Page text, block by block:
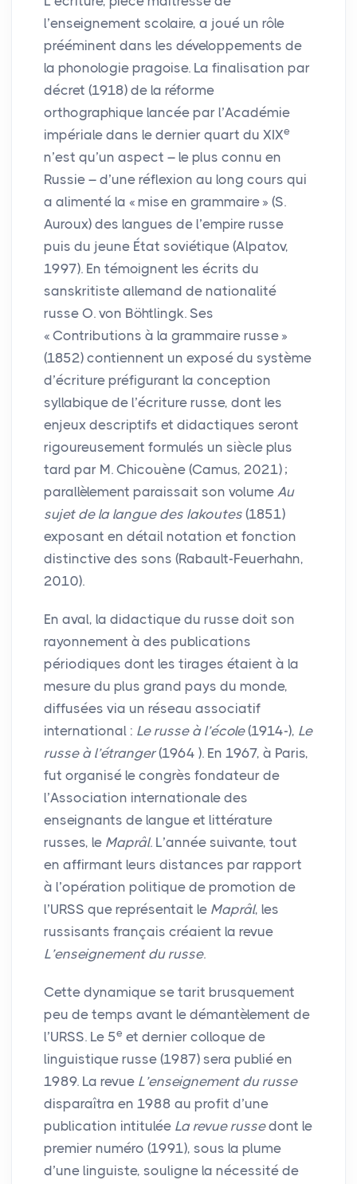
l’enseignement scolaire, a joué un rôle
prééminent dans les développements de
la phonologie pragoise. La finalisation par
décret (1918) de la réforme
orthographique lancée par l’Académie
impériale dans le dernier quart du XIXe
n’est qu’un aspect – le plus connu en
Russie – d’une réflexion au long cours qui
a alimenté la « mise en grammaire » (S.
Auroux) des langues de l’empire russe
puis du jeune État soviétique (Alpatov,
1997). En témoignent les écrits du
sanskritiste allemand de nationalité
russe O. von Böhtlingk. Ses
« Contributions à la grammaire russe »
(1852) contiennent un exposé du système
d’écriture préfigurant la conception
syllabique de l’écriture russe, dont les
enjeux descriptifs et didactiques seront
rigoureusement formulés un siècle plus
tard par M. Chicouène (Camus, 2021) ;
parallèlement paraissait son volume Au
sujet de la langue des Iakoutes (1851)
exposant en détail notation et fonction
distinctive des sons (Rabault-Feuerhahn,
2010).
En aval, la didactique du russe doit son
rayonnement à des publications
périodiques dont les tirages étaient à la
mesure du plus grand pays du monde,
diffusées via un réseau associatif
international : Le russe à l’école(1914-), Le
russe à l’étranger(1964 ). En 1967, à Paris,
fut organisé le congrès fondateur de
l’Association internationale des
enseignants de langue et littérature
russes, le Maprâl. L’année suivante, tout
en affirmant leurs distances par rapport
à l’opération politique de promotion de
l’URSS que représentait le Maprâl, les
russisants français créaient la revue
L’enseignement du russe.
Cette dynamique se tarit brusquement
peu de temps avant le démantèlement de
l’URSS. Le 5e et dernier colloque de
linguistique russe (1987) sera publié en
1989. La revue L’enseignement du russe
disparaîtra en 1988 au profit d’une
publication intitulée La revue russedont le
premier numéro (1991), sous la plume
d’une linguiste, souligne la nécessité de